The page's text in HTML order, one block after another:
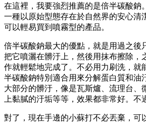
在這裡，我要強烈推薦的是倍半碳酸鈉
一種以原始型態存在於自然界的安心清
可以輕易買到噴霧型的產品。
倍半碳酸鈉最大的優點，就是用過之後
把它噴灑在髒汙上，然後用抹布擦除，
作就輕鬆地完成了。不必用力刷洗，就
半碳酸鈉特別適合用來分解蛋白質和油
大部分的髒汙，像是瓦斯爐、流理台、
上黏膩的汙垢等等，效果都非常好。不
對了，現在手邊的小蘇打不必丟棄，可